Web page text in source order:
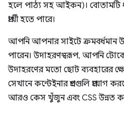
হলে পাঠ্য সহ আইকন)। বোতামটি
প্রার্থী হতে পারে।
আপনি আপনার সাইটে ক্রমবর্ধমান
পারেন। উদাহরণস্বরূপ, আপনি
উদাহরণের মতো ছোট ব্যবহারের
সেখানে কন্টেইনার প্রশ্নগুলি প্রয়োগ
আরও কেস খুঁজুন এবং CSS উন্নত